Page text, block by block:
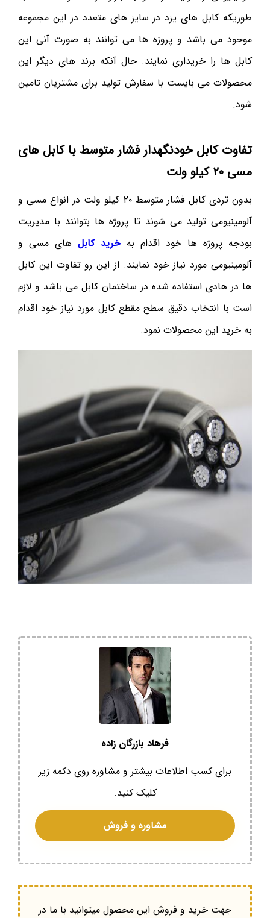
طوریکه کابل های یزد در سایز های متعدد در این مجموعه
موحود می باشد و پروزه ها می توانند به صورت آنی این
کابل ها را خریداری نمایند. حال آنکه برند های دیگر این
محصولات می بایست با سفارش تولید برای مشتریان تامین
شود.
تفاوت کابل خودنگهدار فشار متوسط با کابل های
مسی ۲۰ کیلو ولت
بدون تردی کابل فشار متوسط ۲۰ کیلو ولت در انواع مسی و
آلومینیومی تولید می شوند تا پروژه ها بتوانند با مدیریت
بودجه پروژه ها خود اقدام بهخرید کابل های مسی و
آلومینیومی مورد نیاز خود نمایند. از این رو تفاوت این کابل
ها در هادی استفاده شده در ساختمان کابل می باشد و لازم
است با انتخاب دقیق سطح مقطع کابل مورد نیاز خود اقدام
به خرید این محصولات نمود.
فرهاد بازرگان زاده
برای کسب اطلاعات بیشتر و مشاوره روی دکمه زیر
کلیک کنید.
مشاوره و فروش
جهت خرید و فروش این محصول میتوانید با ما در